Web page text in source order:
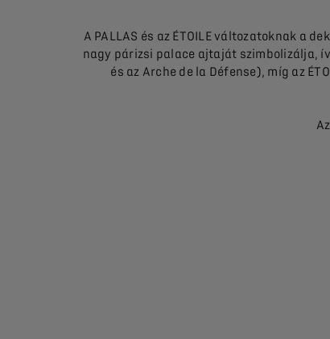
A PALLAS és az ÉTOILE változatoknak a
nagy párizsi palace ajtaját szimbolizálja,
és az Arche de la Défense), míg az